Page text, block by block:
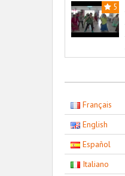
5
Français
English
Español
Italiano